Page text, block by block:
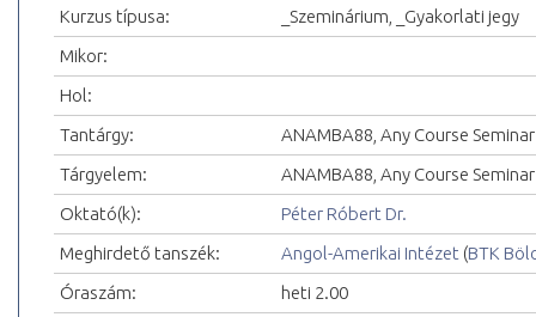
Kurzus típusa:
_Szeminárium, _Gyakorlati jegy
Mikor:
Hol:
Tantárgy:
ANAMBA88, Any Course
Tárgyelem:
ANAMBA88, Any Course
Oktató(k):
Péter Róbert Dr.
Meghirdető tanszék:
Angol-Amerikai Intézet (BTK
Óraszám:
heti 2.00